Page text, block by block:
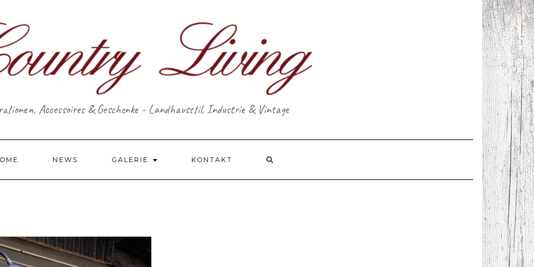
Accessoires & Geschenke - Landhausstil, Industrie & Vintage
NEWS GALERIE KONTAKT